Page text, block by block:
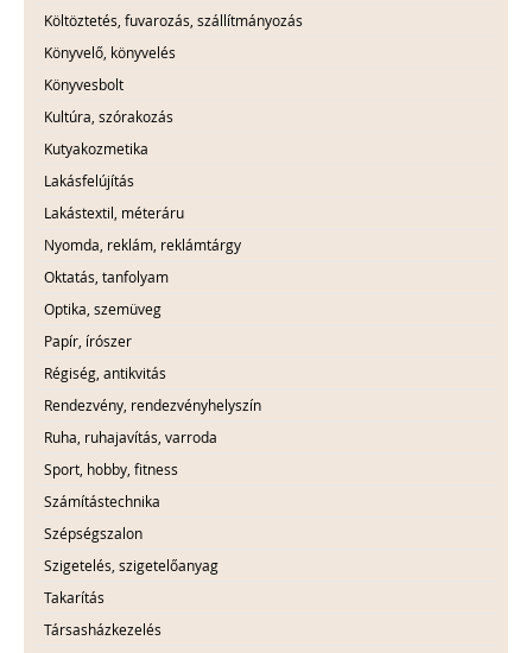
Költöztetés, fuvarozás, szállítmányozás
Könyvelő, könyvelés
Könyvesbolt
Kultúra, szórakozás
Kutyakozmetika
Lakásfelújítás
Lakástextil, méteráru
Nyomda, reklám, reklámtárgy
Oktatás, tanfolyam
Optika, szemüveg
Papír, írószer
Régiség, antikvitás
Rendezvény, rendezvényhelyszín
Ruha, ruhajavítás, varroda
Sport, hobby, fitness
Számítástechnika
Szépségszalon
Szigetelés, szigetelőanyag
Takarítás
Társasházkezelés